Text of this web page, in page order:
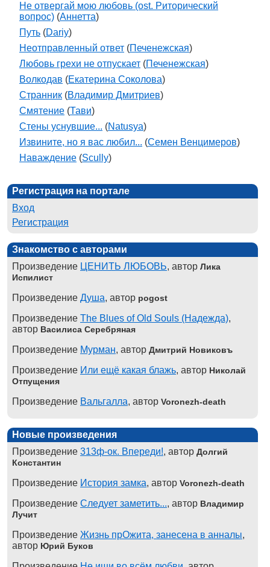
Не отвергай мою любовь (ost. Риторический
вопрос) (Аннетта)
Путь (Dariy)
Неотправленный ответ (Печенежская)
Любовь грехи не отпускает (Печенежская)
Волкодав (Екатерина Соколова)
Странник (Владимир Дмитриев)
Смятение (Тави)
Стены уснувшие... (Natusya)
Извините, но я вас любил... (Семен Венцимеров)
Наваждение (Scully)
Регистрация на портале
Вход
Регистрация
Знакомство с авторами
Произведение ЦЕНИТЬ ЛЮБОВЬ, автор Лика
Испилист
Произведение Душа, автор pogost
Произведение The Blues of Old Souls (Надежда),
автор Василиса Серебряная
Произведение Мурман, автор Дмитрий Новиковъ
Произведение Или ещё какая блажь, автор Николай
Отпущения
Произведение Вальгалла, автор Voronezh-death
Новые произведения
Произведение 313ф-ок. Впереди!, автор Долгий
Константин
Произведение История замка, автор Voronezh-death
Произведение Следует заметить..., автор Владимир
Лучит
Произведение Жизнь прОжита, занесена в анналы,
автор Юрий Буков